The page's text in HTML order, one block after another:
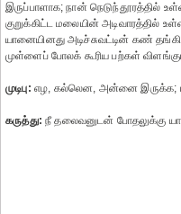
இருப்பாளாக; நான் நெடுந்தூரத்தில்
குறுக்கிட்ட மலையின் அடிவாரத்தில்
யானையினது அடிச்சுவட்டின் கண்
முள்ளைப் போலக் கூரிய பற்கள்
முடிபு: எழ, கல்லென, அன்னை இருக்க;
கருத்து: நீ தலைவனுடன் போதலுக்கு